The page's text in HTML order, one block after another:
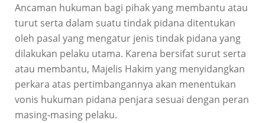
Ancaman hukuman bagi pihak yang membantu atau
turut serta dalam suatu tindak pidana ditentukan
oleh pasal yang mengatur jenis tindak pidana yang
dilakukan pelaku utama. Karena bersifat surut serta
atau membantu, Majelis Hakim yang menyidangkan
perkara atas pertimbangannya akan menentukan
vonis hukuman pidana penjara sesuai dengan peran
masing-masing pelaku.